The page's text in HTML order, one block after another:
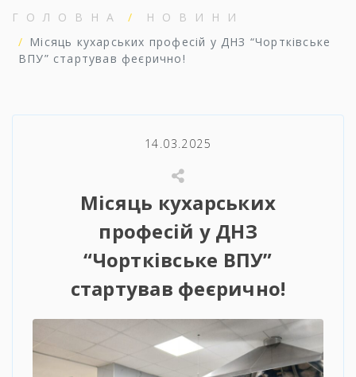
ГОЛОВНА
НОВИНИ
Місяць кухарських професій у ДНЗ “Чортківське
ВПУ” стартував феєрично!
14.03.2025
Місяць кухарських
професій у ДНЗ
“Чортківське ВПУ”
стартував феєрично!